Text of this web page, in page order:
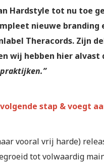
Hardstyle tot nu toe
nieuwe branding
Theracords. Zijn
wij hebben hier alvast
stap & voegt
vooral vrij harde)
tot volwaardig